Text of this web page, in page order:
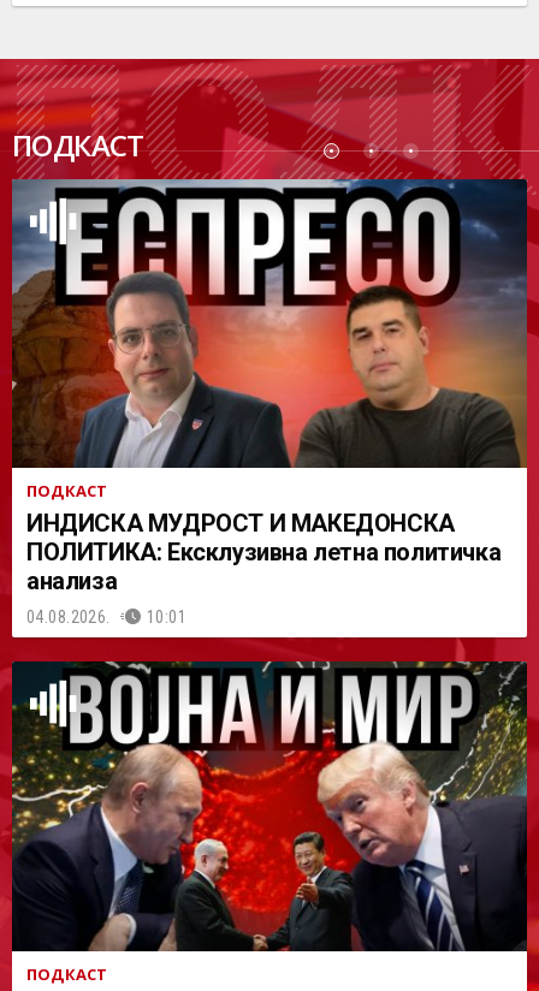
ПОДКАСТ
ПОДК
АСТ
ПОДКАСТ
ИНДИСКА МУДРОСТ И МАКЕДОНСКА
ПОЛИТИКА: Ексклузивна летна политичка
анализа
04.08.2026. 10:01
ПОДКАСТ